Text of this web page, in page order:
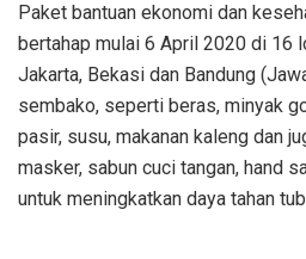
Paket bantuan ekonomi dan
bertahap mulai 6 April 2020 di 16
Jakarta, Bekasi dan Bandung
sembako, seperti beras, minyak
pasir, susu, makanan kaleng dan
masker, sabun cuci tangan, hand
untuk meningkatkan daya tahan